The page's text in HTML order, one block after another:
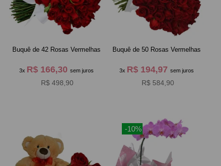
Buquê de 42 Rosas Vermelhas
3x R$ 166,30 sem juros
R$ 498,90
Buquê de 50 Rosas Vermelhas
3x R$ 194,97sem juros
R$ 584,90
-10%